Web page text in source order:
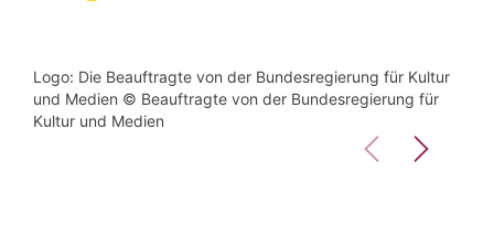
Logo: Die Beauftragte von der Bundesregierung für Kultur
und Medien © Beauftragte von der Bundesregierung für
Kultur und Medien